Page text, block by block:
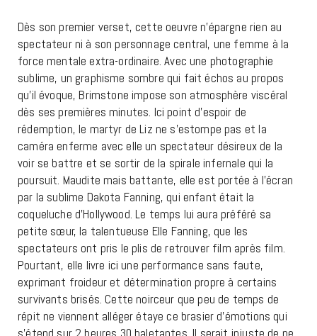
Dès son premier verset, cette oeuvre n’épargne rien au
spectateur ni à son personnage central, une femme à la
force mentale extra-ordinaire. Avec une photographie
sublime, un graphisme sombre qui fait échos au propos
qu’il évoque, Brimstone impose son atmosphère viscéral
dès ses premières minutes. Ici point d’espoir de
rédemption, le martyr de Liz ne s’estompe pas et la
caméra enferme avec elle un spectateur désireux de la
voir se battre et se sortir de la spirale infernale qui la
poursuit. Maudite mais battante, elle est portée à l’écran
par la sublime Dakota Fanning, qui enfant était la
coqueluche d’Hollywood. Le temps lui aura préféré sa
petite sœur, la talentueuse Elle Fanning, que les
spectateurs ont pris le plis de retrouver film après film.
Pourtant, elle livre ici une performance sans faute,
exprimant froideur et détermination propre à certains
survivants brisés. Cette noirceur que peu de temps de
répit ne viennent alléger étaye ce brasier d’émotions qui
s’étend sur 2 heures 30 haletantes. Il serait injuste de ne